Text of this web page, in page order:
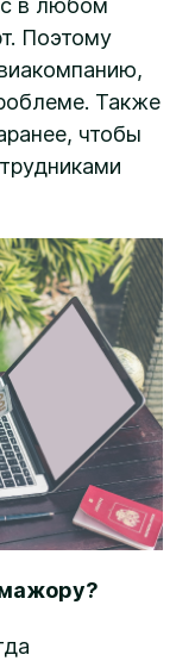
Поэтому
Также
чтобы